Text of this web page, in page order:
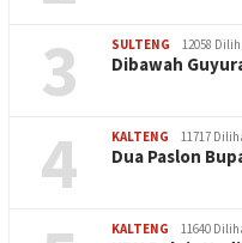
3 SULTENG 12058
Dibawah
4 KALTENG 11717
Dua Paslon
KALTENG 11640